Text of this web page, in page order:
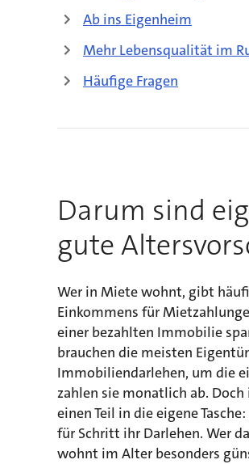
Ab ins Eigenheim
Mehr Lebensqualität im
Häufige Fragen
Darum sind
gute
Wer in Miete wohnt, gibt
Einkommens für
einer bezahlten Immobilie
brauchen die meisten
Immobiliendarlehen, um die
zahlen sie monatlich ab.
einen Teil in die eigene
für Schritt ihr Darlehen. Wer
wohnt im Alter besonders